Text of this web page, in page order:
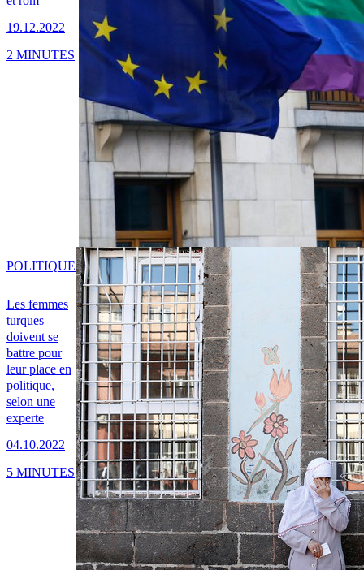
19.12.2022
2 MINUTES
Les femmes
turques
doivent se
battre pour
leur place en
politique,
selon une
experte
04.10.2022
POLITIQUE
5 MINUTES